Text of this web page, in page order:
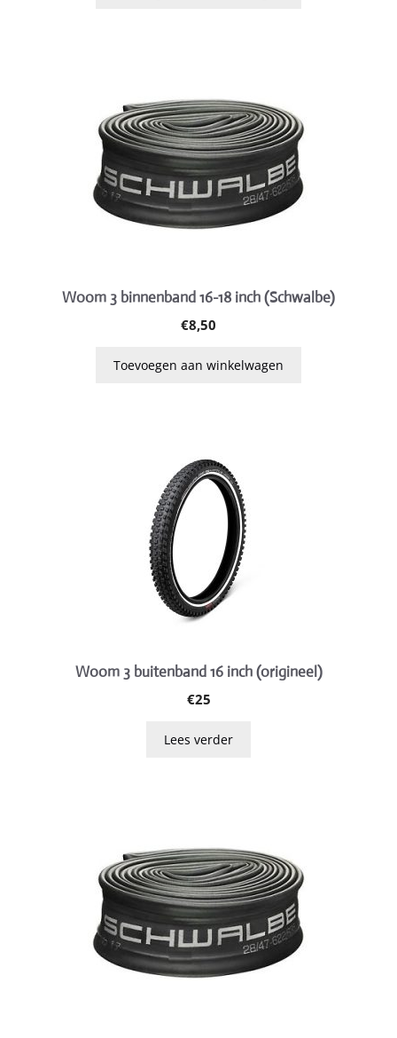
Woom 3 binnenband 16-18 inch (Schwalbe)
€8,50
Toevoegen aan winkelwagen
Woom 3 buitenband 16 inch (origineel)
€25
Lees verder